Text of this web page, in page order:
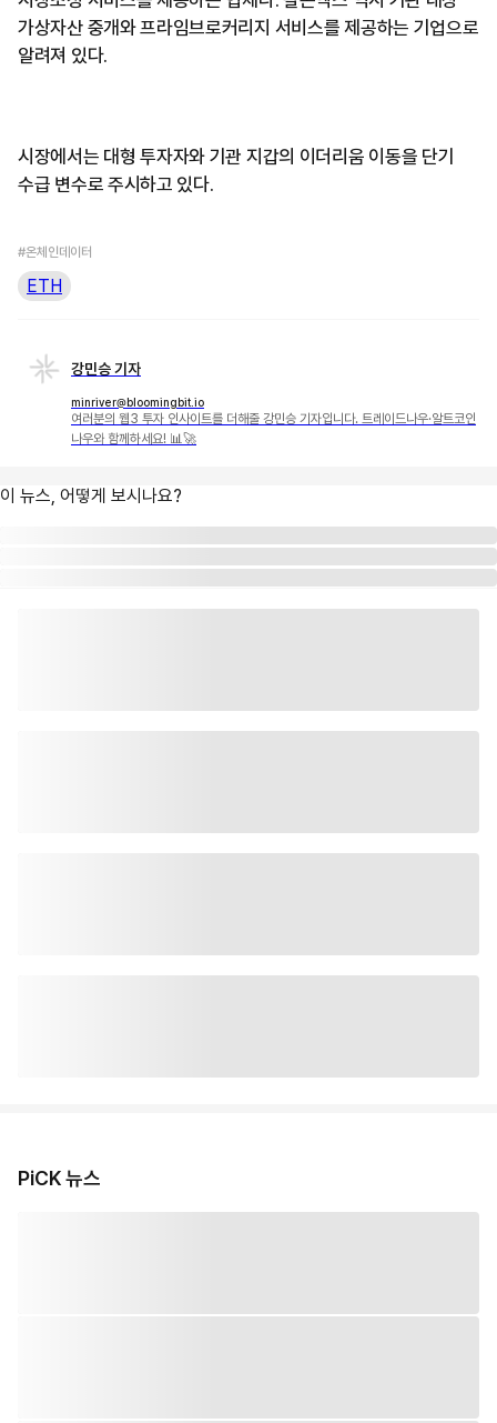
가상자산 중개와 프라임브로커리지 서비스를 제공하는 기업으로
알려져 있다.
시장에서는 대형 투자자와 기관 지갑의 이더리움 이동을 단기
수급 변수로 주시하고 있다.
#온체인데이터
ETH
강민승 기자
minriver@bloomingbit.io
여러분의 웹3 투자 인사이트를 더해줄 강민승 기자입니다. 트레이드나우·알트코인
나우와 함께하세요! 📊🚀
이 뉴스, 어떻게 보시나요?
PiCK 뉴스